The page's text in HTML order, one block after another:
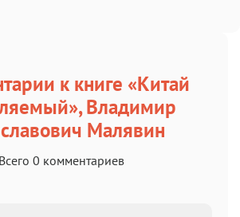
к книге «Китай
Владимир
Малявин
Всего 0 комментариев